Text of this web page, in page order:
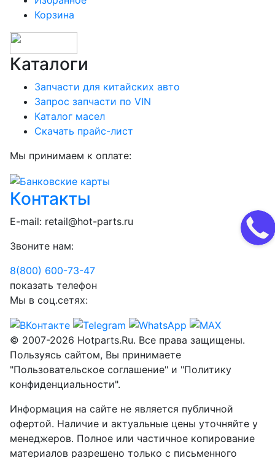
Корзина
Каталоги
Запчасти для китайских авто
Запрос запчасти по VIN
Каталог масел
Скачать прайс-лист
Мы принимаем к оплате:
Контакты
E-mail: retail@hot-parts.ru
Звоните нам:
8(800) 600-73-47
показать телефон
Мы в соц.сетях:
© 2007-2026 Hotparts.Ru. Все права защищены.
Пользуясь сайтом, Вы принимаете
"Пользовательское соглашение" и "Политику
конфиденциальности".
Информация на сайте не является публичной
офертой. Наличие и актуальные цены уточняйте у
менеджеров. Полное или частичное копирование
материалов разрешено только с письменного